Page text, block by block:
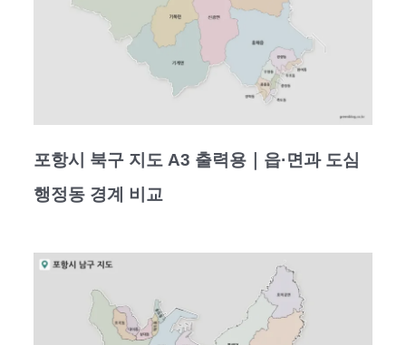
포항시 북구 지도 A3 출력용｜읍·면과 도심
행정동 경계 비교